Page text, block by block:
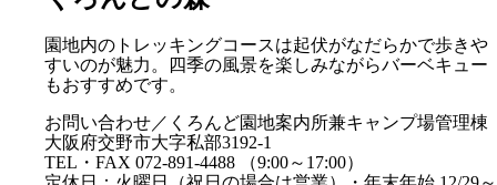
園地内のトレッキングコースは起伏がなだらかで歩きや
すいのが魅力。四季の風景を楽しみながらバーベキュー
もおすすめです。
お問い合わせ／くろんど園地案内所兼キャンプ場管理棟
大阪府交野市大字私部3192-1
TEL・FAX 072-891-4488 （9:00～17:00）